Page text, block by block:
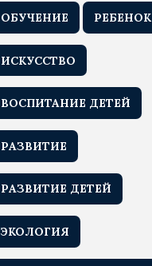
ОБУЧЕНИЕ РЕБЕНОК
ИСКУССТВО
ВОСПИТАНИЕ ДЕТЕЙ
РАЗВИТИЕ
РАЗВИТИЕ ДЕТЕЙ
ЭКОЛОГИЯ